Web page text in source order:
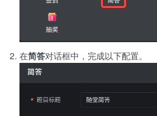
在简答对话框中，完成以下配置。